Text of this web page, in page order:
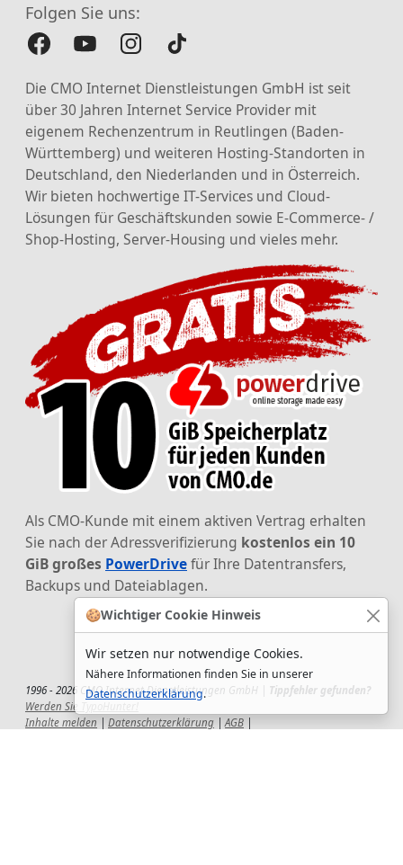
🍪Wichtiger Cookie Hinweis
Wir setzen nur notwendige Cookies.
Nähere Informationen finden Sie in unserer
Datenschutzerklärung.
Folgen Sie uns:
Die CMO Internet Dienstleistungen GmbH ist seit
über 30 Jahren Internet Service Provider mit
eigenem Rechenzentrum in Reutlingen (Baden-
Württemberg) und weiteren Hosting-Standorten in
Deutschland, den Niederlanden und in Österreich.
Wir bieten hochwertige IT-Services und Cloud-
Lösungen für Geschäftskunden sowie E-Commerce- /
Shop-Hosting, Server-Housing und vieles mehr.
Als CMO-Kunde mit einem aktiven Vertrag erhalten
Sie nach der Adressverifizierung kostenlos ein 10
GiB großes PowerDrivefür Ihre Datentransfers,
Backups und Dateiablagen.
1996 - 2026 CMO Internet Dienstleistungen GmbH | Tippfehler gefunden?
Werden Sie TypoHunter!
Inhalte melden
Datenschutzerklärung AGB